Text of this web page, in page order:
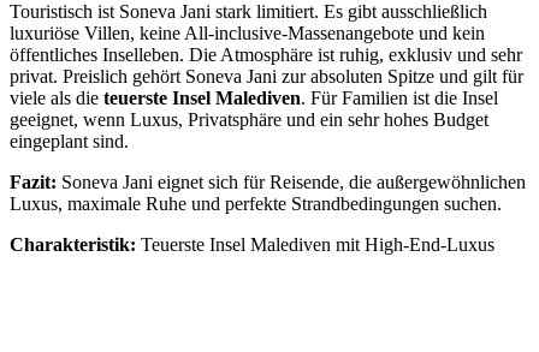
Touristisch ist Soneva Jani stark limitiert. Es gibt ausschließlich
luxuriöse Villen, keine All-inclusive-Massenangebote und kein
öffentliches Inselleben. Die Atmosphäre ist ruhig, exklusiv und sehr
privat. Preislich gehört Soneva Jani zur absoluten Spitze und gilt für
viele als die teuerste Insel Malediven. Für Familien ist die Insel
geeignet, wenn Luxus, Privatsphäre und ein sehr hohes Budget
eingeplant sind.
Fazit: Soneva Jani eignet sich für Reisende, die außergewöhnlichen
Luxus, maximale Ruhe und perfekte Strandbedingungen suchen.
Charakteristik: Teuerste Insel Malediven mit High-End-Luxus